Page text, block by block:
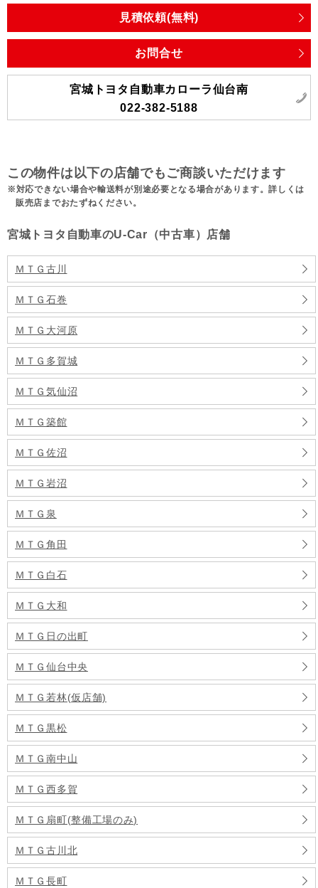
見積依頼(無料)
お問合せ
宮城トヨタ自動車カローラ仙台南
022-382-5188
この物件は以下の店舗でもご商談いただけます
対応できない場合や輸送料が別途必要となる場合があります。詳しくは
販売店までおたずねください。
宮城トヨタ自動車のU-Car（中古車）店舗
ＭＴＧ古川
ＭＴＧ石巻
ＭＴＧ大河原
ＭＴＧ多賀城
ＭＴＧ気仙沼
ＭＴＧ築館
ＭＴＧ佐沼
ＭＴＧ岩沼
ＭＴＧ泉
ＭＴＧ角田
ＭＴＧ白石
ＭＴＧ大和
ＭＴＧ日の出町
ＭＴＧ仙台中央
ＭＴＧ若林(仮店舗)
ＭＴＧ黒松
ＭＴＧ南中山
ＭＴＧ西多賀
ＭＴＧ扇町(整備工場のみ)
ＭＴＧ古川北
ＭＴＧ長町